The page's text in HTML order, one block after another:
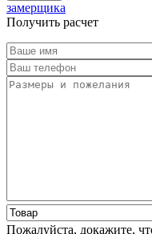
замерщика
Получить расчет
Пожалуйста, докажите,